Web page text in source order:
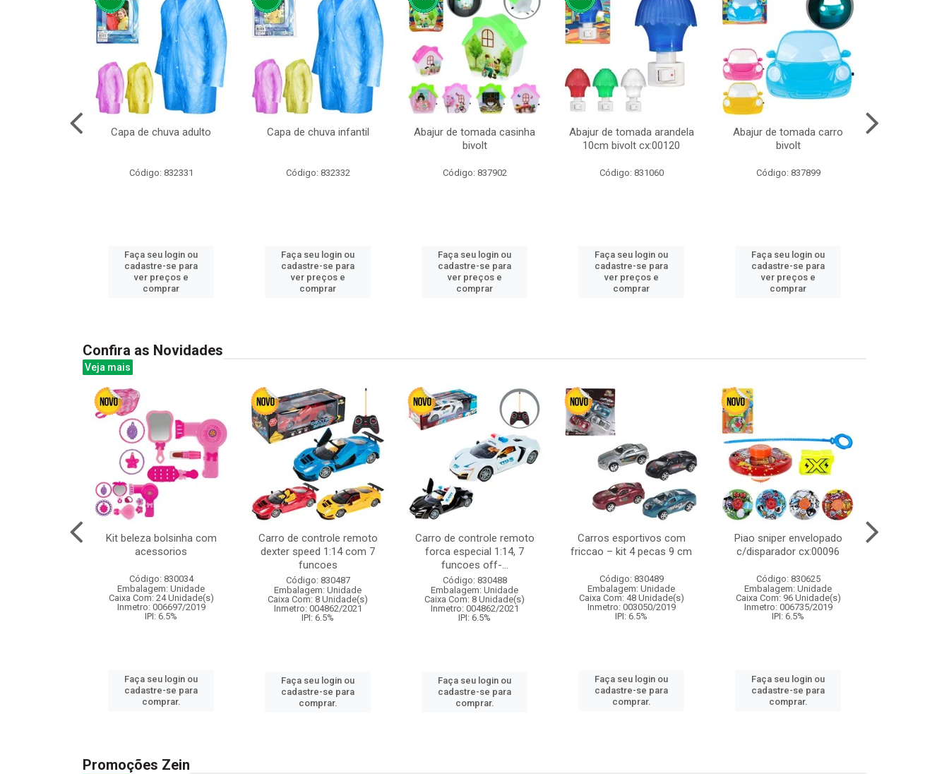
Capa de chuva adulto
Código: 832331
Faça seu login ou
cadastre-se para
ver preços e
comprar
Capa de chuva infantil
Código: 832332
Faça seu login ou
cadastre-se para
ver preços e
comprar
Abajur de tomada casinha
bivolt
Código: 837902
Faça seu login ou
cadastre-se para
ver preços e
comprar
Abajur de tomada arandela
10cm bivolt cx:00120
Código: 831060
Faça seu login ou
cadastre-se para
ver preços e
comprar
Abajur de tomada carro
bivolt
Código: 837899
Faça seu login ou
cadastre-se para
ver preços e
comprar
Confira as Novidades
Veja mais
Kit beleza bolsinha com
acessorios
Código: 830034
Embalagem: Unidade
Caixa Com: 24 Unidade(s)
Inmetro: 006697/2019
IPI: 6.5%
Faça seu login ou
cadastre-se para
comprar.
Carro de controle remoto
dexter speed 1:14 com 7
funcoes
Código: 830487
Embalagem: Unidade
Caixa Com: 8 Unidade(s)
Inmetro: 004862/2021
IPI: 6.5%
Faça seu login ou
cadastre-se para
comprar.
Carro de controle remoto
forca especial 1:14, 7
funcoes off-...
Código: 830488
Embalagem: Unidade
Caixa Com: 8 Unidade(s)
Inmetro: 004862/2021
IPI: 6.5%
Faça seu login ou
cadastre-se para
comprar.
Carros esportivos com
friccao – kit 4 pecas 9 cm
Código: 830489
Embalagem: Unidade
Caixa Com: 48 Unidade(s)
Inmetro: 003050/2019
IPI: 6.5%
Faça seu login ou
cadastre-se para
comprar.
Piao sniper envelopado
c/disparador cx:00096
Código: 830625
Embalagem: Unidade
Caixa Com: 96 Unidade(s)
Inmetro: 006735/2019
IPI: 6.5%
Faça seu login ou
cadastre-se para
comprar.
Promoções Zein